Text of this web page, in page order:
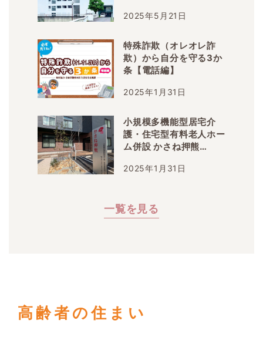
2025年5月21日
特殊詐欺（オレオレ詐
欺）から自分を守る3か
条【電話編】
2025年1月31日
小規模多機能型居宅介
護・住宅型有料老人ホー
ム併設 かさね押熊
2025年1月31日
一覧を見る
高齢者の住まい